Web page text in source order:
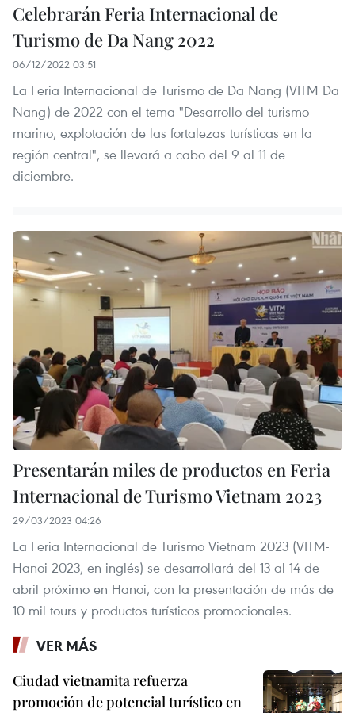
Celebrarán Feria Internacional de
Turismo de Da Nang 2022
06/12/2022 03:51
La Feria Internacional de Turismo de Da Nang (VITM Da
Nang) de 2022 con el tema "Desarrollo del turismo
marino, explotación de las fortalezas turísticas en la
región central", se llevará a cabo del 9 al 11 de
diciembre.
Presentarán miles de productos en Feria
Internacional de Turismo Vietnam 2023
29/03/2023 04:26
La Feria Internacional de Turismo Vietnam 2023 (VITM-
Hanoi 2023, en inglés) se desarrollará del 13 al 14 de
abril próximo en Hanoi, con la presentación de más de
10 mil tours y productos turísticos promocionales.
VER MÁS
Ciudad vietnamita refuerza
promoción de potencial turístico en